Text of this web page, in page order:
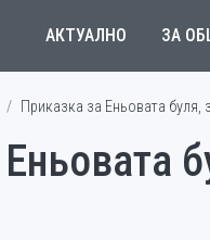
АКТУАЛНО ЗА
Приказка за Еньовата буля,